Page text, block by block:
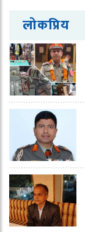
लोकप्रिय